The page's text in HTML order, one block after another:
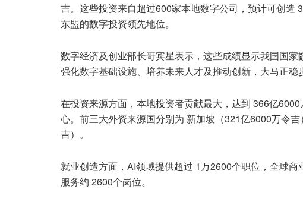
吉。这些投资来自超过600家本地数字公司，预计可创造
东盟的数字投资领先地位。
数字经济及创业部长哥宾星表示，这些成绩显示我国国
强化数字基础设施、培养未来人才及推动创新，大马正稳
在投资来源方面，本地投资者贡献最大，达到 366亿
心。前三大外资来源国分别为 新加坡（321亿6000万令
吉）。
就业创造方面，AI领域提供超过 1万2600个职位，全球
服务约 2600个岗位。